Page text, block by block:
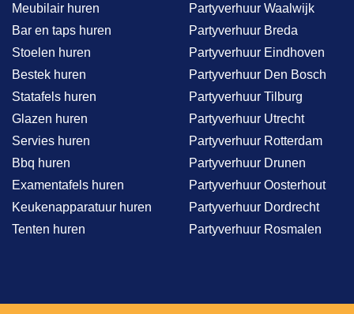
Meubilair huren
Bar en taps huren
Stoelen huren
Bestek huren
Statafels huren
Glazen huren
Servies huren
Bbq huren
Examentafels huren
Keukenapparatuur huren
Tenten huren
Partyverhuur Waalwijk
Partyverhuur Breda
Partyverhuur Eindhoven
Partyverhuur Den Bosch
Partyverhuur Tilburg
Partyverhuur Utrecht
Partyverhuur Rotterdam
Partyverhuur Drunen
Partyverhuur Oosterhout
Partyverhuur Dordrecht
Partyverhuur Rosmalen